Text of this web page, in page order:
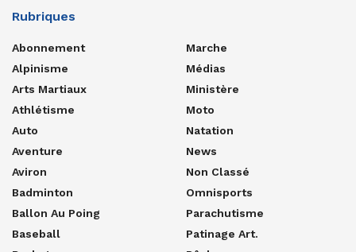
Rubriques
Abonnement
Alpinisme
Arts Martiaux
Athlétisme
Auto
Aventure
Aviron
Badminton
Ballon Au Poing
Baseball
Marche
Médias
Ministère
Moto
Natation
News
Non Classé
Omnisports
Parachutisme
Patinage Art.